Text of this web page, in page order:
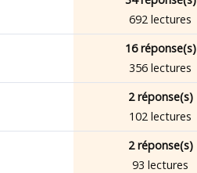
692 lectures
16 réponse(s)
356 lectures
2 réponse(s)
102 lectures
2 réponse(s)
93 lectures